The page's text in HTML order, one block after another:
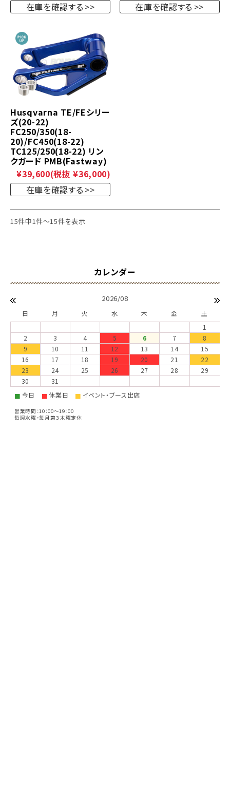
在庫を確認する
在庫を確認する
Husqvarna TE/FEシリー
ズ(20-22)
FC250/350(18-
20)/FC450(18-22)
TC125/250(18-22) リン
クガード PMB(Fastway)
¥39,600(税抜 ¥36,000)
在庫を確認する
15件中1件～15件を表示
2026/08
日 月 火 水 木 金
土
1
2
3 4 5 6 7
8
9
10 11 12 13 14
15
16
17 18 19 20 21
22
23
24 25 26 27 28
29
30
31
■ 今日 ■休業日 ■ イベント・ブース出店
営業時間：10：00～19：00
毎週水曜・毎月第３木曜定休